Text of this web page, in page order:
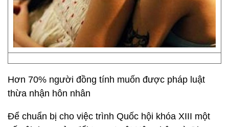
Hơn 70% người đồng tính muốn được pháp luật
thừa nhận hôn nhân
Để chuẩn bị cho việc trình Quốc hội khóa XIII một